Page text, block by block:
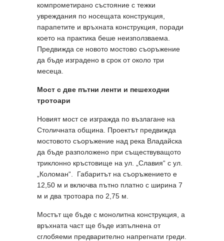
компрометирано състояние с тежки
увреждания по носещата конструкция,
парапетите и връхната конструкция, поради
което на практика беше неизползваема.
Предвижда се новото мостово съоръжение
да бъде изградено в срок от около три
месеца.
Мост с две пътни ленти и пешеходни
тротоари
Новият мост се изгражда по възлагане на
Столичната община. Проектът предвижда
мостовото съоръжение над река Владайска
да бъде разположено при съществуващото
триклонно кръстовище на ул. „Славия“ с ул.
„Коломан“. Габаритът на съоръжението е
12,50 м и включва пътно платно с ширина 7
м и два тротоара по 2,75 м.
Мостът ще бъде с монолитна конструкция, а
връхната част ще бъде изпълнена от
сглобяеми предварително напрегнати греди.